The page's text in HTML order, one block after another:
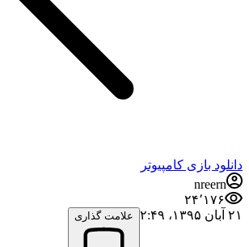
دانلود بازی کامپیوتر
nreern
۲۴٬۱۷۶
۲۱ آبان ۱۳۹۵،‏ ۲:۴۹
علامت گذاری